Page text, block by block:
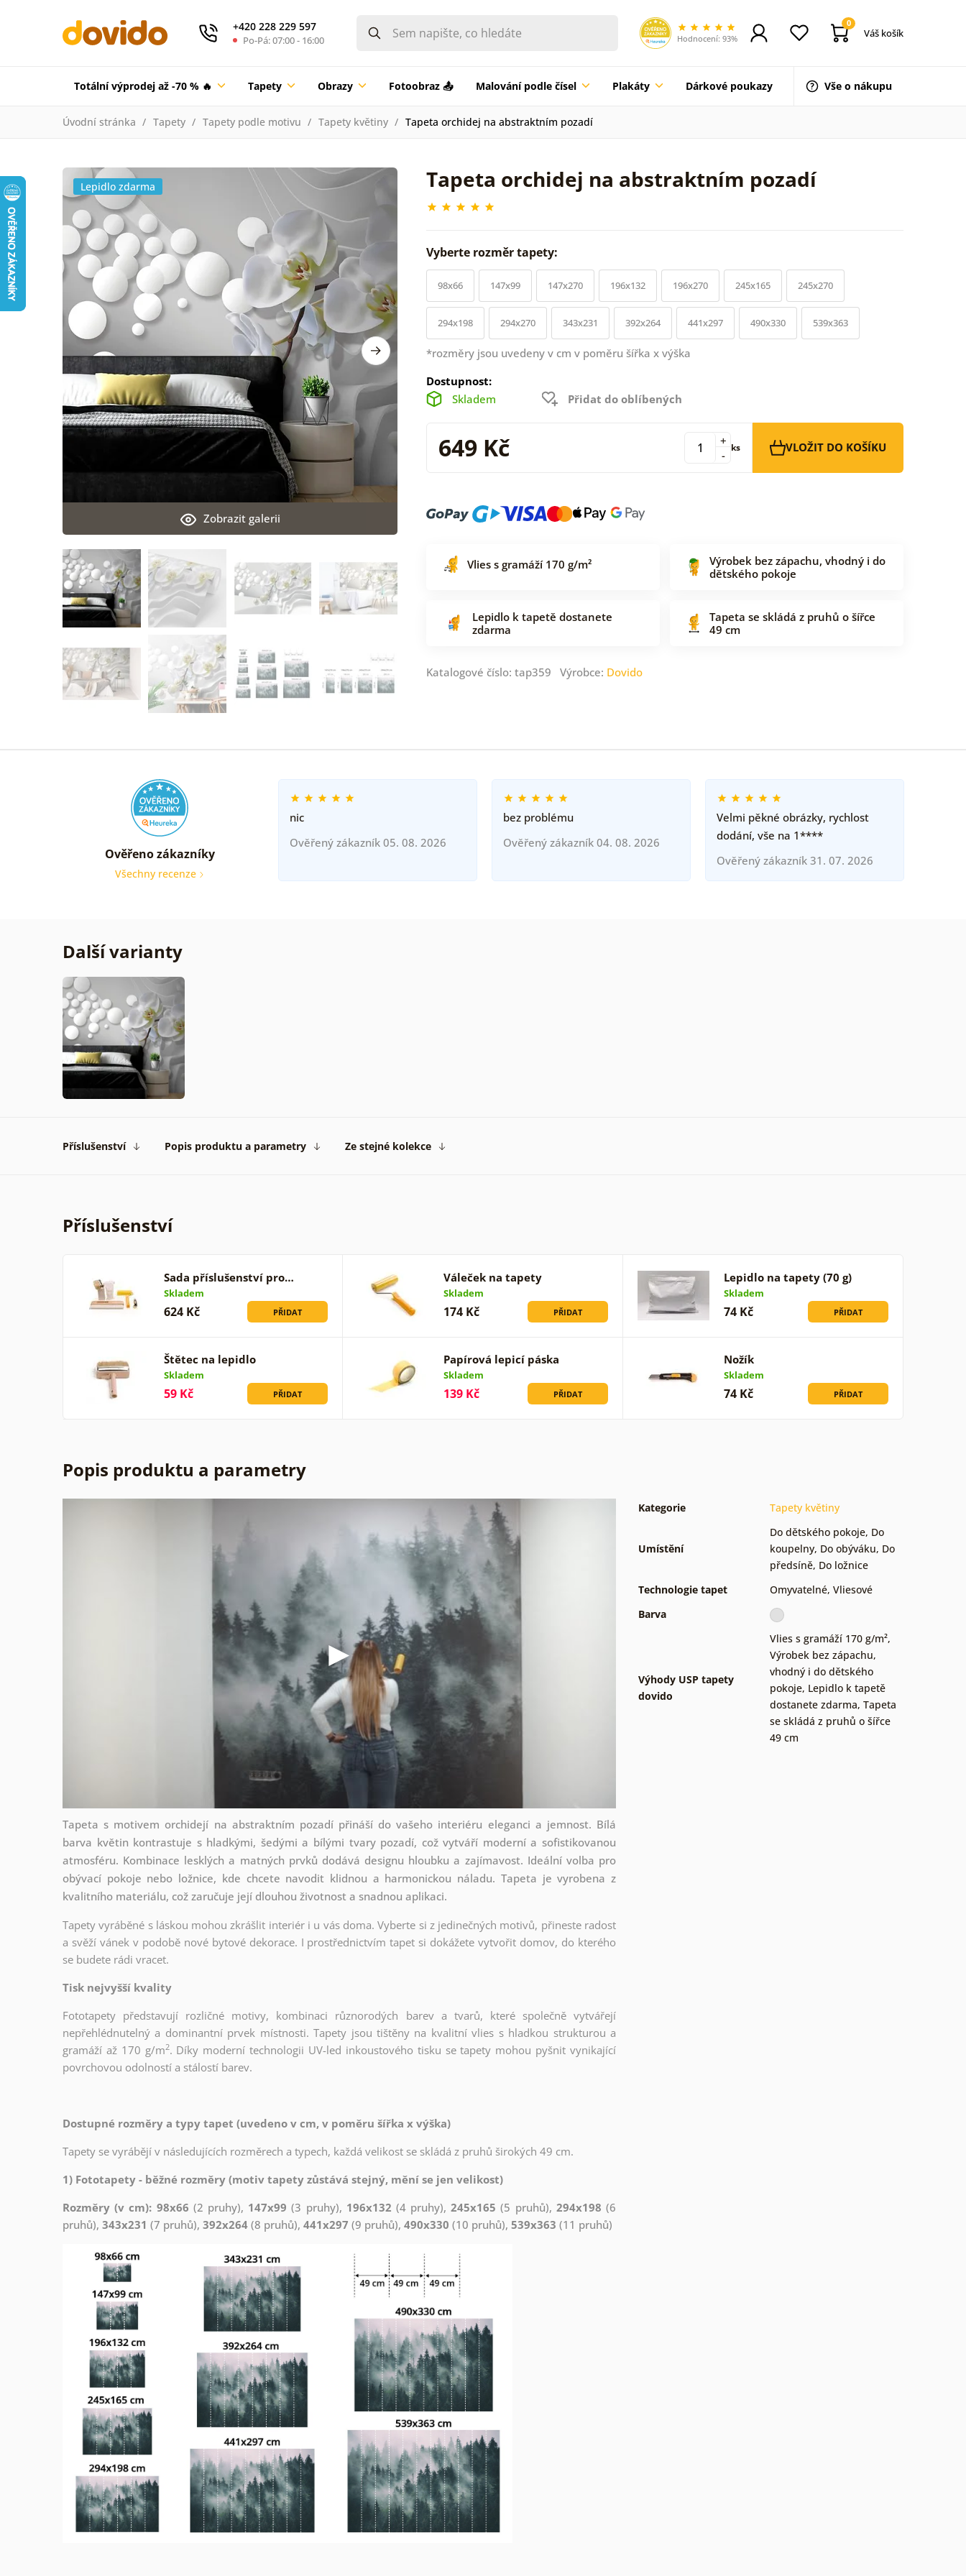
+420 228 229 597
Po-Pá: 07:00 - 16:00 Hodnocení: 93%
0
Váš košík
Totální výprodej až -70 % 🔥 Tapety Obrazy Fotoobraz 📤 Malování podle čísel Plakáty Dárkové poukazy Vše o nákupu
Úvodní stránka Tapety Tapety podle motivu Tapety květiny Tapeta orchidej na abstraktním pozadí
Tapeta orchidej na abstraktním pozadí
Zobrazit galerii
Lepidlo zdarma
Vyberte rozměr tapety:
98x66 147x99 147x270 196x132 196x270 245x165 245x270
294x198 294x270 343x231 392x264 441x297 490x330 539x363
*rozměry jsou uvedeny v cm v poměru šířka x výška
Dostupnost:
Skladem
Přidat do oblíbených
649 Kč -
+ ks VLOŽIT DO KOŠÍKU
Vlies s gramáží 170 g/m²
Výrobek bez zápachu, vhodný i do
dětského pokoje
Lepidlo k tapetě dostanete
zdarma
Tapeta se skládá z pruhů o šířce
49 cm
Katalogové číslo: tap359 Výrobce: Dovido
Ověřeno zákazníky
Všechny recenze
nic
Ověřený zákazník 05. 08. 2026
bez problému
Ověřený zákazník 04. 08. 2026
Velmi pěkné obrázky, rychlost
dodání, vše na 1****
Ověřený zákazník 31. 07. 2026
Další varianty
Příslušenství Popis produktu a parametry Ze stejné kolekce
Příslušenství
Sada příslušenství pro…
Skladem
624 Kč PŘIDAT
Váleček na tapety
Skladem
174 Kč PŘIDAT
Lepidlo na tapety (70 g)
Skladem
74 Kč PŘIDAT
Štětec na lepidlo
Skladem
59 Kč PŘIDAT
Papírová lepicí páska
Skladem
139 Kč PŘIDAT
Nožík
Skladem
74 Kč PŘIDAT
Popis produktu a parametry
Tapeta s motivem orchidejí na abstraktním pozadí přináší do vašeho interiéru eleganci a jemnost. Bílá
barva květin kontrastuje s hladkými, šedými a bílými tvary pozadí, což vytváří moderní a sofistikovanou
atmosféru. Kombinace lesklých a matných prvků dodává designu hloubku a zajímavost. Ideální volba pro
obývací pokoje nebo ložnice, kde chcete navodit klidnou a harmonickou náladu. Tapeta je vyrobena z
kvalitního materiálu, což zaručuje její dlouhou životnost a snadnou aplikaci.
Tapety vyráběné s láskou mohou zkrášlit interiér i u vás doma. Vyberte si z jedinečných motivů, přineste radost
a svěží vánek v podobě nové bytové dekorace. I prostřednictvím tapet si dokážete vytvořit domov, do kterého
se budete rádi vracet.
Tisk nejvyšší kvality
Fototapety představují rozličné motivy, kombinaci různorodých barev a tvarů, které společně vytvářejí
nepřehlédnutelný a dominantní prvek místnosti. Tapety jsou tištěny na kvalitní vlies s hladkou strukturou a
gramáží až 170 g/m2. Díky moderní technologii UV-led inkoustového tisku se tapety mohou pyšnit vynikající
povrchovou odolností a stálostí barev.
Dostupné rozměry a typy tapet (uvedeno v cm, v poměru šířka x výška)
Tapety se vyrábějí v následujících rozměrech a typech, každá velikost se skládá z pruhů širokých 49 cm.
1) Fototapety - běžné rozměry (motiv tapety zůstává stejný, mění se jen velikost)
Rozměry (v cm): 98x66 (2 pruhy), 147x99 (3 pruhy), 196x132 (4 pruhy),245x165 (5 pruhů), 294x198 (6
pruhů), 343x231 (7 pruhů), 392x264 (8 pruhů), 441x297 (9 pruhů), 490x330 (10 pruhů), 539x363 (11 pruhů)
Kategorie Tapety květiny
Umístění
Do dětského pokoje, Do
koupelny, Do obýváku, Do
předsíně, Do ložnice
Technologie tapet
Omyvatelné, Vliesové
Barva
Výhody USP tapety
dovido
Vlies s gramáží 170 g/m²,
Výrobek bez zápachu,
vhodný i do dětského
pokoje, Lepidlo k tapetě
dostanete zdarma, Tapeta
se skládá z pruhů o šířce
49 cm